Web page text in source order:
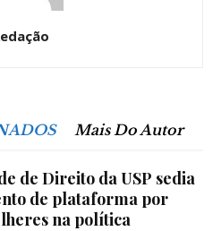
Mais Do Autor
de Direito da USP sedia
de plataforma por
na política